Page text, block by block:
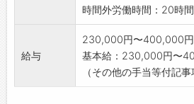
時間外労働時間：20時間
給与
230,000円〜400,000円
基本給：230,000円〜
（その他の手当等付記